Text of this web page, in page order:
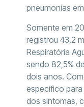
pneumonias
Somente em
registrou 43,2
Respiratória
sendo 82,5%
dois anos.
específico
dos sintomas,